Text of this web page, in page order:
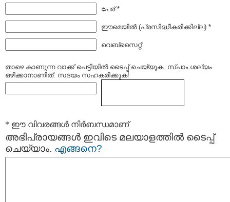
പേര് *
ഈമെയില്‍ (പ്രസിദ്ധീകരിക്കില്ല) *
വെബ്സൈറ്റ്
താഴെ കാണുന്ന വാക്ക് പെട്ടിയില്‍ ടൈപ്പ്‌ ചെയ്യുക. സ്പാം ശല്യം
ഒഴിക്കാനാണിത്. സദയം സഹകരിക്കുക!
* ഈ വിവരങ്ങള്‍ നിര്‍ബന്ധമാണ്
അഭിപ്രായങ്ങള്‍ ഇവിടെ മലയാളത്തില്‍ ടൈപ്പ്
ചെയ്യാം. എങ്ങനെ?